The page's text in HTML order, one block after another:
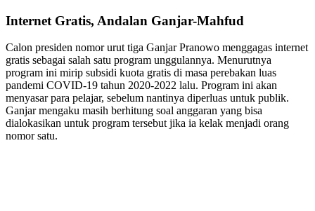
Internet Gratis, Andalan Ganjar-Mahfud
Calon presiden nomor urut tiga Ganjar Pranowo menggagas internet
gratis sebagai salah satu program unggulannya. Menurutnya
program ini mirip subsidi kuota gratis di masa perebakan luas
pandemi COVID-19 tahun 2020-2022 lalu. Program ini akan
menyasar para pelajar, sebelum nantinya diperluas untuk publik.
Ganjar mengaku masih berhitung soal anggaran yang bisa
dialokasikan untuk program tersebut jika ia kelak menjadi orang
nomor satu.